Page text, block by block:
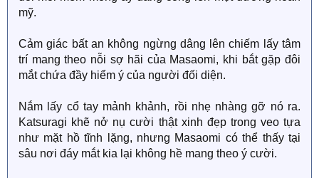
mỹ.
Cảm giác bất an không ngừng dâng lên chiếm lấy tâm
trí mang theo nỗi sợ hãi của Masaomi, khi bắt gặp đôi
mắt chứa đầy hiểm ý của người đối diện.
Nắm lấy cổ tay mảnh khảnh, rồi nhẹ nhàng gỡ nó ra.
Katsuragi khẽ nở nụ cười thật xinh đẹp trong veo tựa
như mặt hồ tĩnh lặng, nhưng Masaomi có thể thấy tại
sâu nơi đáy mắt kia lại không hề mang theo ý cười.